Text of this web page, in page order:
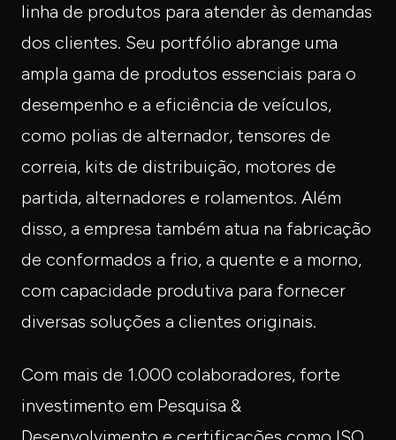
linha de produtos para atender às demandas
dos clientes. Seu portfólio abrange uma
ampla gama de produtos essenciais para o
desempenho e a eficiência de veículos,
como polias de alternador, tensores de
correia, kits de distribuição, motores de
partida, alternadores e rolamentos. Além
disso, a empresa também atua na fabricação
de conformados a frio, a quente e a morno,
com capacidade produtiva para fornecer
diversas soluções a clientes originais.
Com mais de 1.000 colaboradores, forte
investimento em Pesquisa &